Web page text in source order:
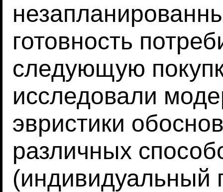
готовность
следующую
исследовали
эвристики
различных
(индивидуальный